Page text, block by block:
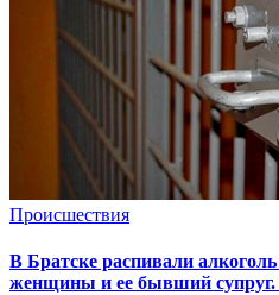
Происшествия
В Братске распивали
женщины и ее бывший